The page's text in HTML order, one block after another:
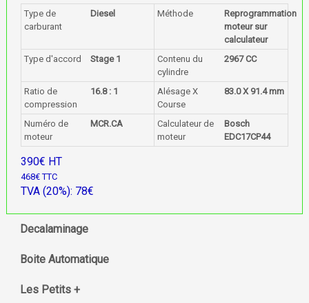
Type de
carburant
Diesel Méthode
Reprogrammation
moteur sur
calculateur
Type d'accord
Stage 1
Contenu du
cylindre
2967 CC
Ratio de
compression
16.8 : 1
Alésage X
Course
83.0 X 91.4 mm
Numéro de
moteur
MCR.CA
Calculateur de
moteur
Bosch
EDC17CP44
390€ HT
468€ TTC
TVA (20%): 78€
Decalaminage
Boite Automatique
Les Petits +